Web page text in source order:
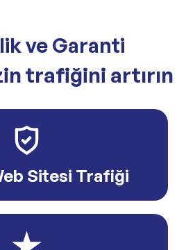
ve Garanti
trafiğini artırın
Sitesi Trafiği